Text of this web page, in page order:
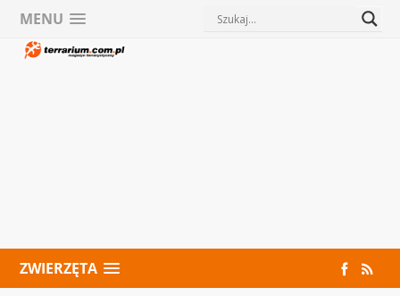
MENU
ZWIERZĘTA